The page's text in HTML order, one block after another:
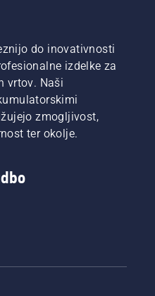
do inovativnosti
izdelke za
vrtov. Naši
zmogljivost,
ter okolje.